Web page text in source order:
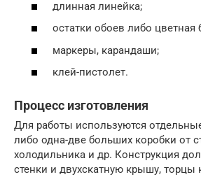
длинная линейка;
остатки обоев либо цветная
маркеры, карандаши;
клей-пистолет.
Процесс изготовления
Для работы используются
либо одна-две больших коробки от
холодильника и др. Конструкция
стенки и двухскатную крышу, торцы